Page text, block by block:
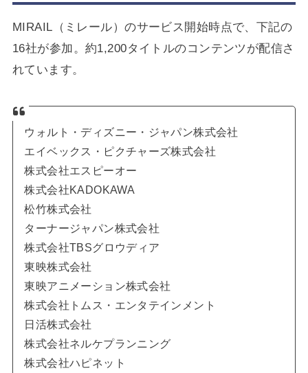
MIRAIL（ミレール）のサービス開始時点で、下記の
16社が参加。約1,200タイトルのコンテンツが配信さ
れています。
ウォルト・ディズニー・ジャパン株式会社
エイベックス・ピクチャーズ株式会社
株式会社エスピーオー
株式会社KADOKAWA
松竹株式会社
ターナージャパン株式会社
株式会社TBSグロウディア
東映株式会社
東映アニメーション株式会社
株式会社トムス・エンタテインメント
日活株式会社
株式会社ネルケプランニング
株式会社ハピネット